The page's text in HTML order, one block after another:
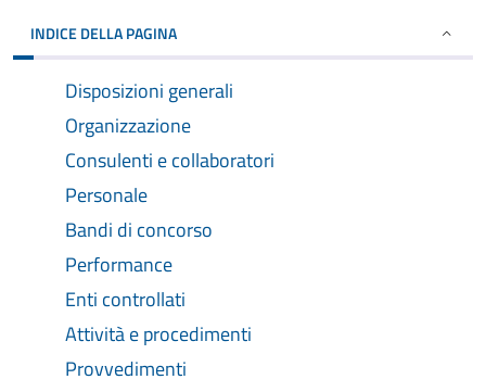
INDICE DELLA PAGINA
Disposizioni generali
Organizzazione
Consulenti e collaboratori
Personale
Bandi di concorso
Performance
Enti controllati
Attività e procedimenti
Provvedimenti